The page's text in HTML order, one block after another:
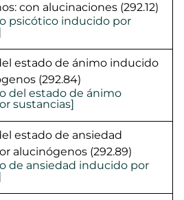
con alucinaciones (292.12)
estado de ánimo inducido
(292.84)
estado de ansiedad
alucinógenos (292.89)